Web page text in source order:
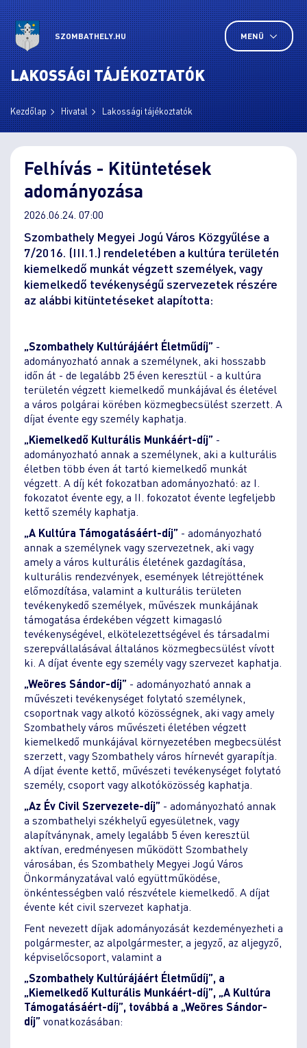
SZOMBATHELY.HU MENÜ
LAKOSSÁGI TÁJÉKOZTATÓK
Kezdőlap Hivatal Lakossági tájékoztatók
Felhívás - Kitüntetések
adományozása
2026.06.24. 07:00
Szombathely Megyei Jogú Város Közgyűlése a
7/2016. (III.1.) rendeletében a kultúra területén
kiemelkedő munkát végzett személyek, vagy
kiemelkedő tevékenységű szervezetek részére
az alábbi kitüntetéseket alapította:
„Szombathely Kultúrájáért Életműdíj” -
adományozható annak a személynek, aki hosszabb
időn át - de legalább 25 éven keresztül - a kultúra
területén végzett kiemelkedő munkájával és életével
a város polgárai körében közmegbecsülést szerzett. A
díjat évente egy személy kaphatja.
„Kiemelkedő Kulturális Munkáért-díj” -
adományozható annak a személynek, aki a kulturális
életben több éven át tartó kiemelkedő munkát
végzett. A díj két fokozatban adományozható: az I.
fokozatot évente egy, a II. fokozatot évente legfeljebb
kettő személy kaphatja.
„A Kultúra Támogatásáért-díj” - adományozható
annak a személynek vagy szervezetnek, aki vagy
amely a város kulturális életének gazdagítása,
kulturális rendezvények, események létrejöttének
előmozdítása, valamint a kulturális területen
tevékenykedő személyek, művészek munkájának
támogatása érdekében végzett kimagasló
tevékenységével, elkötelezettségével és társadalmi
szerepvállalásával általános közmegbecsülést vívott
ki. A díjat évente egy személy vagy szervezet kaphatja.
„Weöres Sándor-díj” - adományozható annak a
művészeti tevékenységet folytató személynek,
csoportnak vagy alkotó közösségnek, aki vagy amely
Szombathely város művészeti életében végzett
kiemelkedő munkájával környezetében megbecsülést
szerzett, vagy Szombathely város hírnevét gyarapítja.
A díjat évente kettő, művészeti tevékenységet folytató
személy, csoport vagy alkotóközösség kaphatja.
„Az Év Civil Szervezete-díj” - adományozható annak
a szombathelyi székhelyű egyesületnek, vagy
alapítványnak, amely legalább 5 éven keresztül
aktívan, eredményesen működött Szombathely
városában, és Szombathely Megyei Jogú Város
Önkormányzatával való együttműködése,
önkéntességben való részvétele kiemelkedő. A díjat
évente két civil szervezet kaphatja.
Fent nevezett díjak adományozását kezdeményezheti a
polgármester, az alpolgármester, a jegyző, az aljegyző,
képviselőcsoport, valamint a
„Szombathely Kultúrájáért Életműdíj”, a
„Kiemelkedő Kulturális Munkáért-díj”, „A Kultúra
Támogatásáért-díj”, továbbá a „Weöres Sándor-
díj”vonatkozásában: